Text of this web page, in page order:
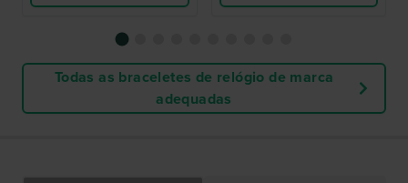
Todas as braceletes de relógio de marca
adequadas